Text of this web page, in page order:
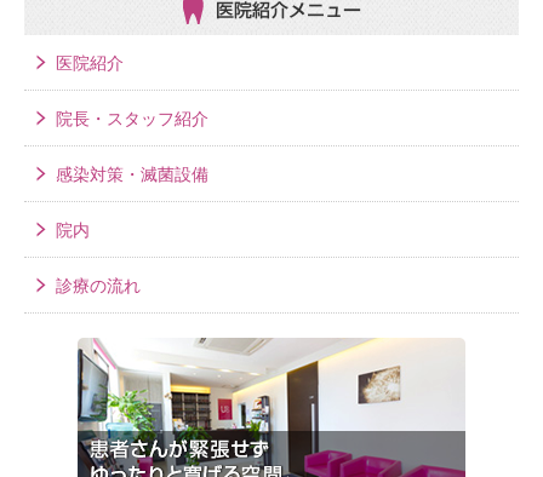
医院紹介メニュー
医院紹介
院長・スタッフ紹介
感染対策・滅菌設備
院内
診療の流れ